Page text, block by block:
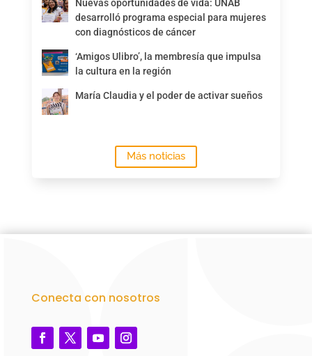
Nuevas oportunidades de vida: UNAB
desarrolló programa especial para mujeres
con diagnósticos de cáncer
‘Amigos Ulibro’, la membresía que impulsa
la cultura en la región
María Claudia y el poder de activar sueños
Más noticias
Conecta con nosotros